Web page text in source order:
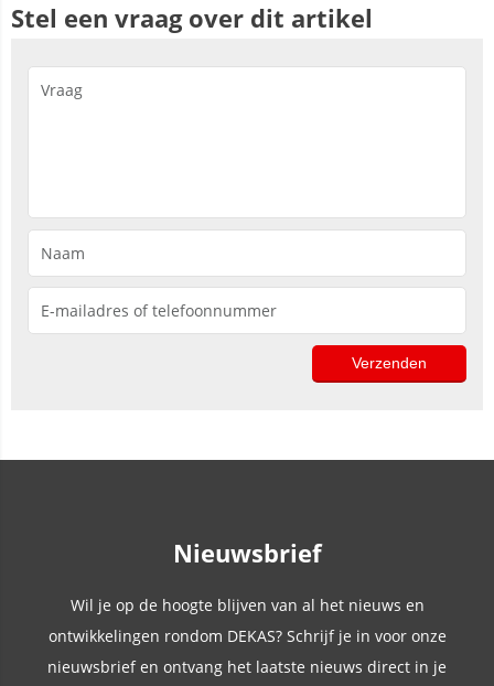
Stel een vraag over dit artikel
Nieuwsbrief
Wil je op de hoogte blijven van al het nieuws en
ontwikkelingen rondom DEKAS? Schrijf je in voor onze
nieuwsbrief en ontvang het laatste nieuws direct in je